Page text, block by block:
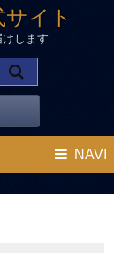
イト
します
NAVI